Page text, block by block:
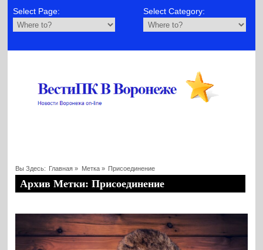
Select Page: Select Category:
Вы Здесь: Главная » Метка » Присоединение
Архив Метки: Присоединение